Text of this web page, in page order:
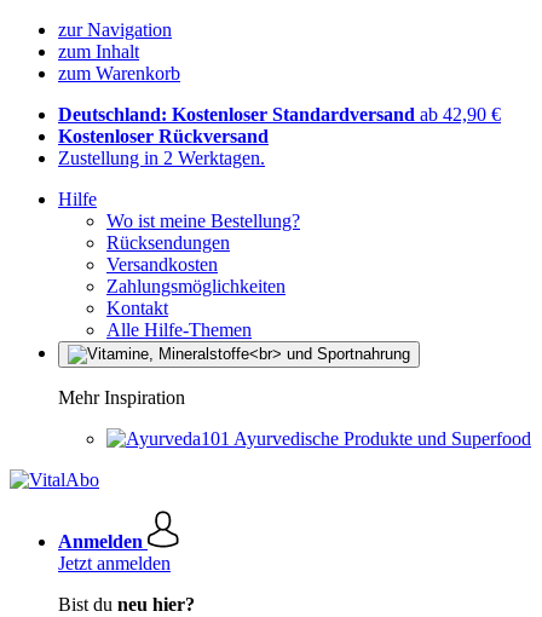
zur Navigation
zum Inhalt
zum Warenkorb
Deutschland: Kostenloser Standardversand ab 42,90 €
Kostenloser Rückversand
Zustellung in 2 Werktagen.
Hilfe
Wo ist meine Bestellung?
Rücksendungen
Versandkosten
Zahlungsmöglichkeiten
Kontakt
Alle Hilfe-Themen
Mehr Inspiration
Ayurvedische Produkte und Superfood
Anmelden
Jetzt anmelden
Bist du neu hier?